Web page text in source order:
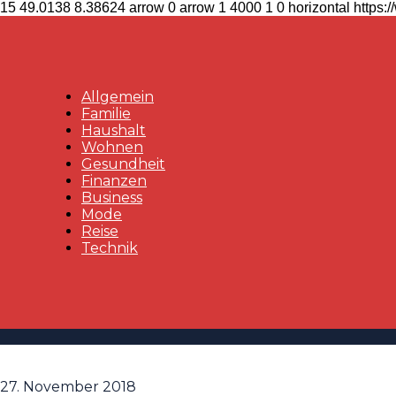
15 49.0138 8.38624 arrow 0 arrow 1 4000 1 0 horizontal
Allgemein
Familie
Haushalt
Wohnen
Gesundheit
Finanzen
Business
Mode
Reise
Technik
27. November 2018